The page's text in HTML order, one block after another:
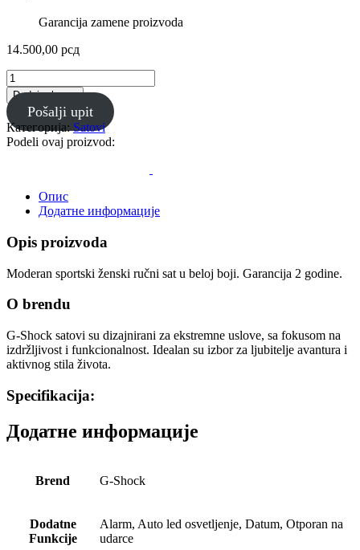
Garancija zamene proizvoda
14.500,00 рсд
GMA-
P2100-
7A
-
G-
Shock
количина
Dodaj u korpu
Pošalji upit
Категорија: Satovi
Podeli ovaj proizvod:
Опис
Додатне информације
Opis proizvoda
Moderan sportski ženski ručni sat u beloj boji. Garancija 2 godine.
O brendu
G-Shock satovi su dizajnirani za ekstremne uslove, sa fokusom na
izdržljivost i funkcionalnost. Idealan su izbor za ljubitelje avantura i
aktivnog stila života.
Specifikacija:
Додатне информације
Brend G-Shock
Dodatne
Funkcije
Alarm, Auto led osvetljenje, Datum, Otporan na
udarce